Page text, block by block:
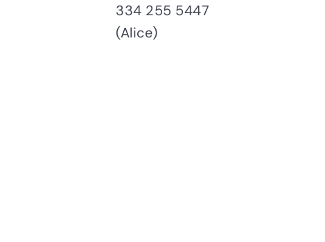
334 255 5447
(Alice)